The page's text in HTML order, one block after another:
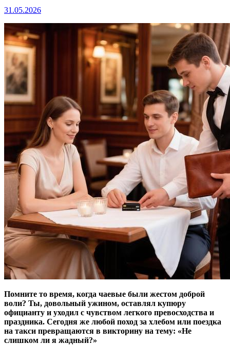
31.05.2026
Помните то время, когда чаевые были жестом доброй
воли? Ты, довольный ужином, оставлял купюру
официанту и уходил с чувством легкого превосходства и
праздника. Сегодня же любой поход за хлебом или поездка
на такси превращаются в викторину на тему: «Не
слишком ли я жадный?»